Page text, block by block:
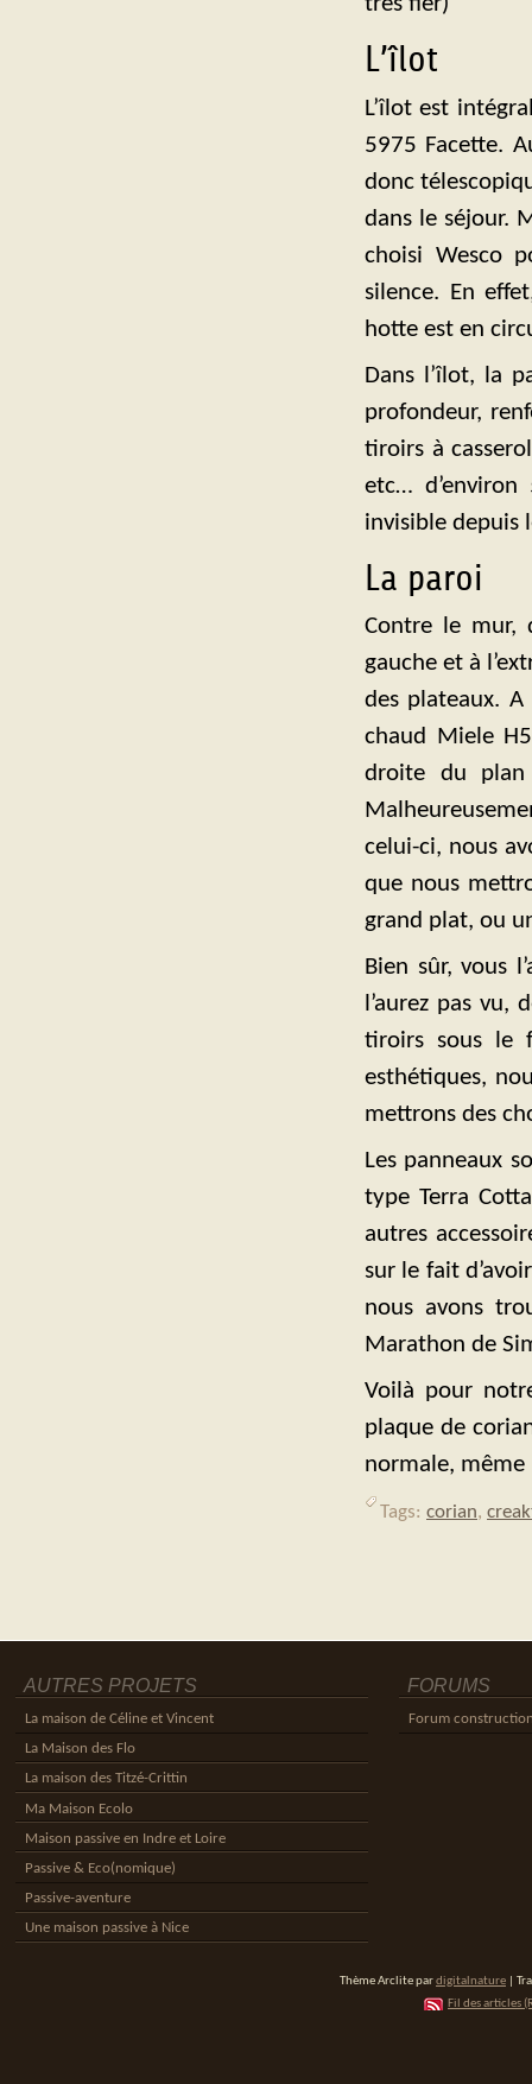
L’îlot
L’îlot est
5975 Facette.
donc
dans le séjour.
choisi Wesco
silence. En
hotte est en
Dans l’îlot, la
profondeur,
tiroirs à
etc…
invisible depuis
La paroi
Contre le mur,
gauche et à
des plateaux.
chaud Miele
droite du
celui-ci, nous
que nous
grand plat, ou
Bien sûr, vous
l’aurez pas
tiroirs sous le
esthétiques,
mettrons des
Les panneaux
type Terra
autres
sur le fait
nous avons
Marathon de
Voilà pour
plaque de
normale, même
Tags: corian,
AUTRES PROJETS
La maison de Céline et Vincent
La Maison des Flo
La maison des Titzé-Crittin
Ma Maison Ecolo
Maison passive en Indre et Loire
Passive & Eco(nomique)
Passive-aventure
Une maison passive à Nice
FORUMS
Forum
Thème Arclite pardigitalnature |
Fil des articles